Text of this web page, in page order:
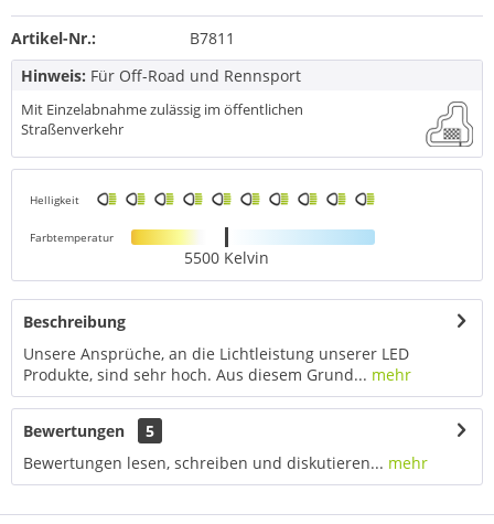
Artikel-Nr.:
B7811
Hinweis: Für Off-Road und Rennsport
Mit Einzelabnahme zulässig im öffentlichen
Straßenverkehr
Helligkeit
Farbtemperatur
5500 Kelvin
Beschreibung
Unsere Ansprüche, an die Lichtleistung unserer LED
Produkte, sind sehr hoch. Aus diesem Grund... mehr
Bewertungen
5
Bewertungen lesen, schreiben und diskutieren... mehr